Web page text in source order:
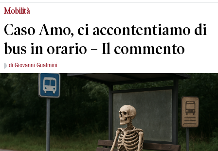
Mobilità
Caso Amo, ci accontentiamo di
bus in orario – Il commento
di Giovanni Gualmini